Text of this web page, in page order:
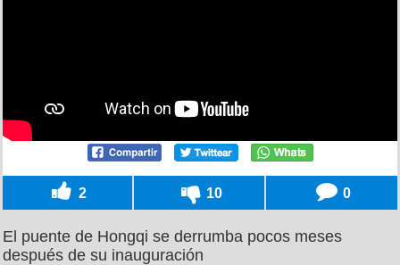
2 10 0
El puente de Hongqi se derrumba pocos meses
después de su inauguración